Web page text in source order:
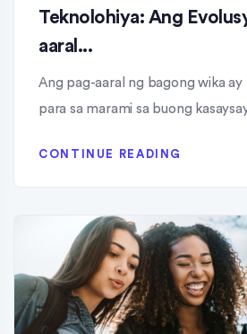
Teknolohiya: Ang
aaral...
Ang pag-aaral ng bagong wika ay
para sa marami sa buong
CONTINUE READING